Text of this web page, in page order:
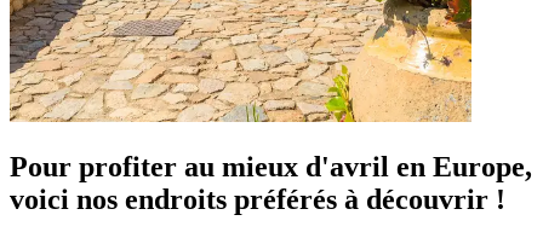
Pour profiter au mieux d'avril en Europe,
voici nos endroits préférés à découvrir !